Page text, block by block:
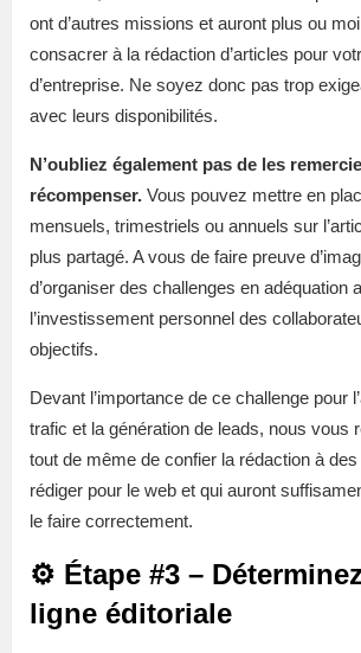
ont d’autres missions et auront plus ou
consacrer à la rédaction d’articles pour
d’entreprise. Ne soyez donc pas trop
avec leurs disponibilités.
N’oubliez également pas de les
récompenser. Vous pouvez mettre en
mensuels, trimestriels ou annuels sur
plus partagé. A vous de faire preuve
d’organiser des challenges en adéquation
l’investissement personnel des
objectifs.
Devant l’importance de ce challenge pour
trafic et la génération de leads, nous vous
tout de même de confier la rédaction à
rédiger pour le web et qui auront
le faire correctement.
⚙️ Étape #3 –
ligne éditoriale